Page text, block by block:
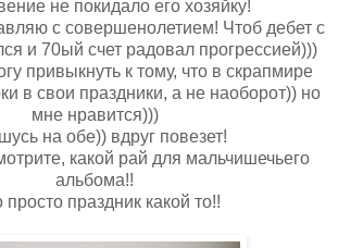
не покидало его хозяйку!
с совершенолетием! Чтоб дебет с
и 70ый счет радовал прогрессией)))
привыкнуть к тому, что в скрапмире
в свои праздники, а не наоборот)) но
мне нравится)))
на обе)) вдруг повезет!
какой рай для мальчишечьего
альбома!!
просто праздник какой то!!